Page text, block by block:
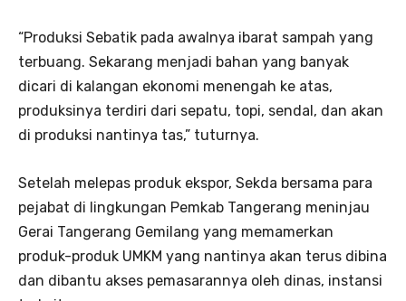
“Produksi Sebatik pada awalnya ibarat sampah yang
terbuang. Sekarang menjadi bahan yang banyak
dicari di kalangan ekonomi menengah ke atas,
produksinya terdiri dari sepatu, topi, sendal, dan akan
di produksi nantinya tas,” tuturnya.
Setelah melepas produk ekspor, Sekda bersama para
pejabat di lingkungan Pemkab Tangerang meninjau
Gerai Tangerang Gemilang yang memamerkan
produk-produk UMKM yang nantinya akan terus dibina
dan dibantu akses pemasarannya oleh dinas, instansi